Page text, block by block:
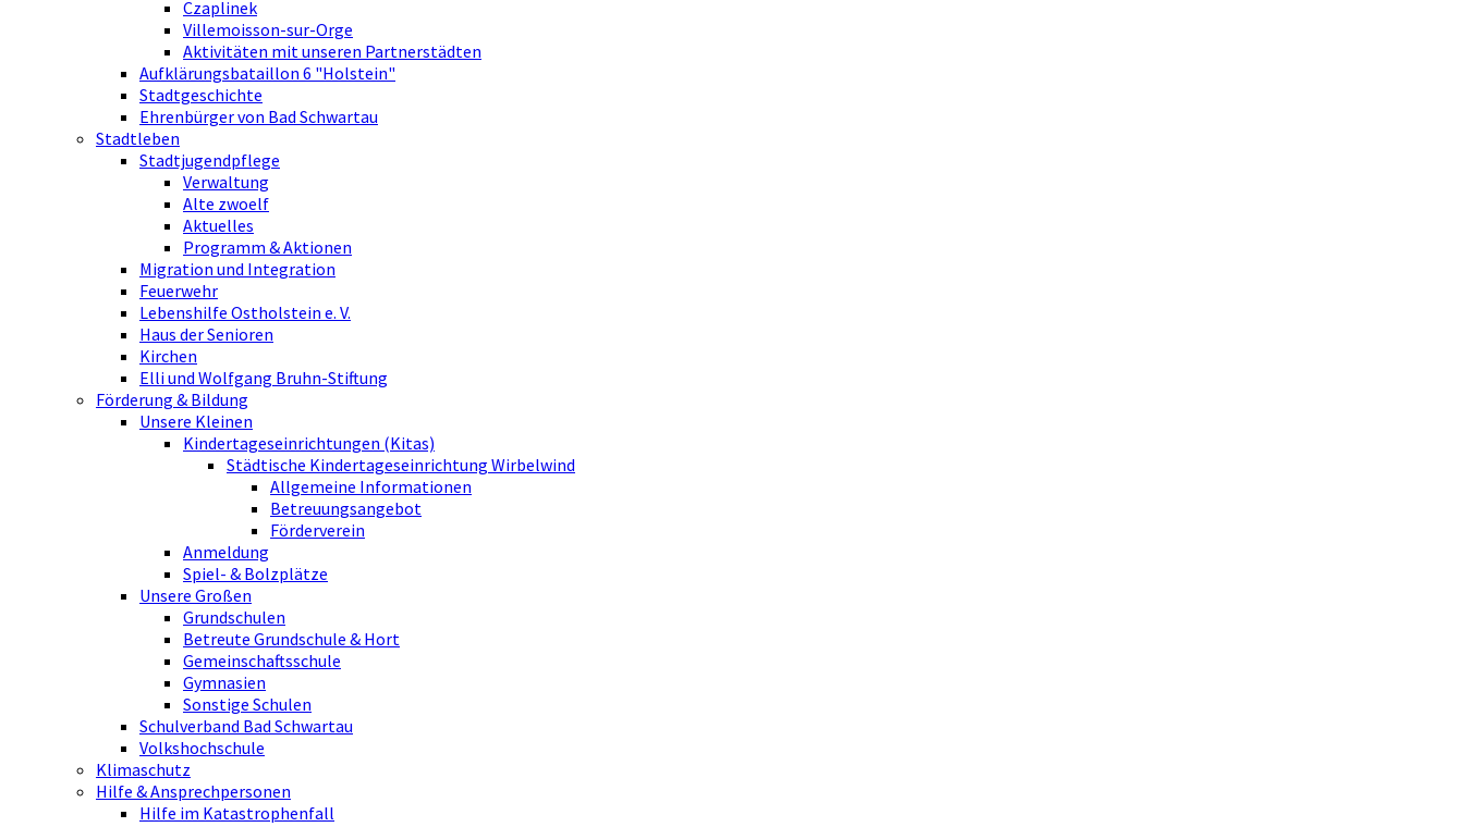
Czaplinek
Villemoisson-sur-Orge
Aktivitäten mit unseren Partnerstädten
Aufklärungsbataillon 6 "Holstein"
Stadtgeschichte
Ehrenbürger von Bad Schwartau
Stadtleben
Stadtjugendpflege
Verwaltung
Alte zwoelf
Aktuelles
Programm & Aktionen
Migration und Integration
Feuerwehr
Lebenshilfe Ostholstein e. V.
Haus der Senioren
Kirchen
Elli und Wolfgang Bruhn-Stiftung
Förderung & Bildung
Unsere Kleinen
Kindertageseinrichtungen (Kitas)
Städtische Kindertageseinrichtung Wirbelwind
Allgemeine Informationen
Betreuungsangebot
Förderverein
Anmeldung
Spiel- & Bolzplätze
Unsere Großen
Grundschulen
Betreute Grundschule & Hort
Gemeinschaftsschule
Gymnasien
Sonstige Schulen
Schulverband Bad Schwartau
Volkshochschule
Klimaschutz
Hilfe & Ansprechpersonen
Hilfe im Katastrophenfall